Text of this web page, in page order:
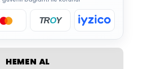
TROY
HEMEN AL